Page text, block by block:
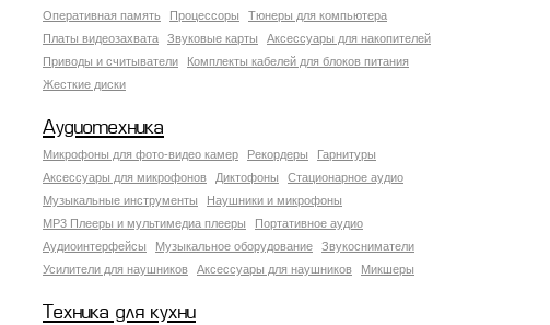
Оперативная память
Процессоры
Тюнеры для компьютера
Платы видеозахвата
Звуковые карты
Аксессуары для накопителей
Приводы и считыватели
Комплекты кабелей для блоков питания
Жесткие диски
Аудиотехника
Микрофоны для фото-видео камер Рекордеры
Гарнитуры
Аксессуары для микрофонов
Диктофоны
Стационарное аудио
Музыкальные инструменты
Наушники и микрофоны
MP3 Плееры и мультимедиа плееры
Портативное аудио
Аудиоинтерфейсы
Музыкальное оборудование
Звукосниматели
Усилители для наушников
Аксессуары для наушников Микшеры
Техника для кухни